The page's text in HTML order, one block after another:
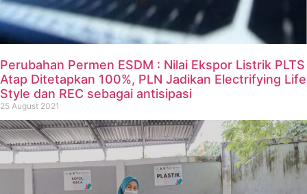
Perubahan Permen ESDM : Nilai Ekspor Listrik PLTS
Atap Ditetapkan 100%, PLN Jadikan Electrifying Life
Style dan REC sebagai antisipasi
25 August 2021